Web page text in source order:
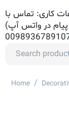
کاری: تماس با
(فقط پیام در واتس آپ)
Home /